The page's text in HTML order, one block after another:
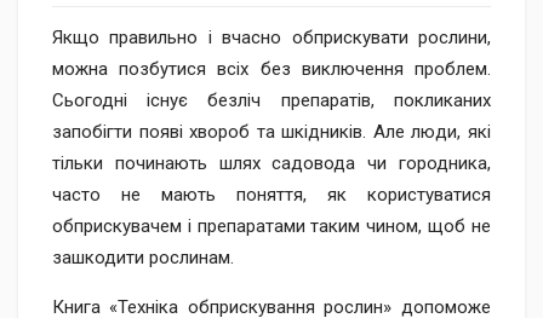
Якщо правильно і вчасно обприскувати рослини,
можна позбутися всіх без виключення проблем.
Сьогодні існує безліч препаратів, покликаних
запобігти появі хвороб та шкідників. Але люди, які
тільки починають шлях садовода чи городника,
часто не мають поняття, як користуватися
обприскувачем і препаратами таким чином, щоб не
зашкодити рослинам.
Книга «Техніка обприскування рослин» допоможе